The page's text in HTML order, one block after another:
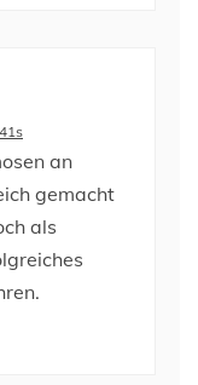
an
gemacht
als